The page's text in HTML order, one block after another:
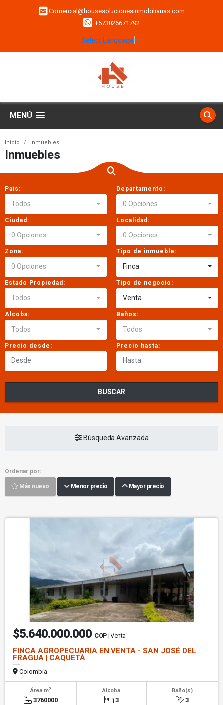
Comercial@housesolucionesinmobiliarias.com
+573026671792
Select Language ▼
MENÚ
Inicio Inmuebles
Inmuebles
País:
Todos
Departamento:
0 Opciones
Ciudad:
0 Opciones
Localidad:
0 Opciones
Zona:
0 Opciones
Tipo de inmueble:
Finca
Estado Propiedad:
Todos
Tipo de negocio:
Venta
Alcoba:
Todos
Baños:
Todos
Precio desde: Precio hasta:
BUSCAR
Búsqueda Avanzada
Ordenar por:
Más nuevo Menor precio Mayor precio
$5.640.000.000 COP | Venta
FINCA AGROPECUARIA EN VENTA - SAN JOSÉ DEL
FRAGUA | CAQUETÁ
Colombia
Área m2
3760000
Alcoba
3
Baño(s)
3